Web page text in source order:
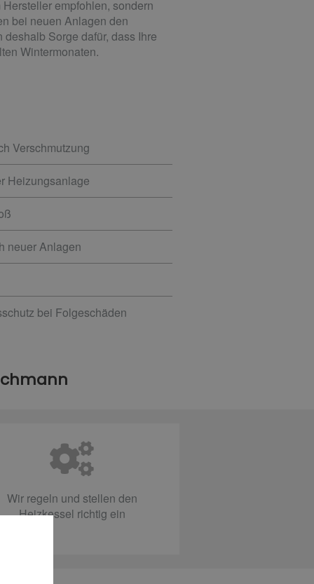
empfohlen, sondern
bei neuen Anlagen den
Sorge dafür, dass Ihre
Wintermonaten.
Verschmutzung
Heizungsanlage
neuer Anlagen
bei Folgeschäden
Wir regeln und stellen den
Heizkessel richtig ein